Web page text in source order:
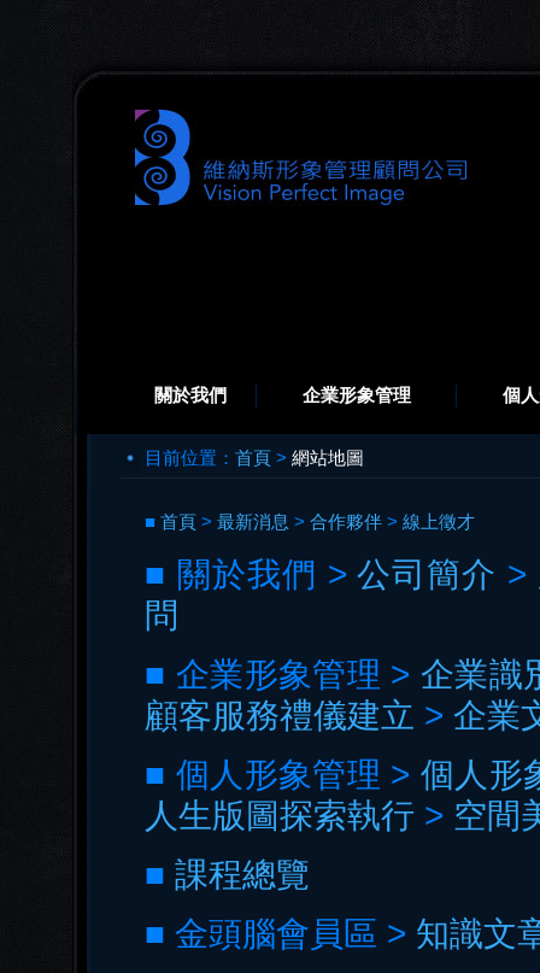
關於我們 企業形象管理 個
目前位置： 首頁> 網站地圖
■ 首頁 > 最新消息 > 合作夥伴 > 線上徵才
■ 關於我們 >公司簡介 >
問
■ 企業形象管理 > 企業識
顧客服務禮儀建立 > 企業
■ 個人形象管理 > 個人形
人生版圖探索執行 > 空間
■ 課程總覽
■ 金頭腦會員區 > 知識文